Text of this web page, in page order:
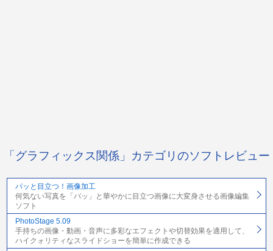
「グラフィックス関係」カテゴリのソフトレビュー
パッと目立つ！画像加工
何気ない写真を「パッ」と華やかに目立つ画像に大変身させる画像編集
ソフト
PhotoStage 5.09
手持ちの画像・動画・音声に多彩なエフェクトや切替効果を適用して、
ハイクォリティなスライドショーを簡単に作成できる